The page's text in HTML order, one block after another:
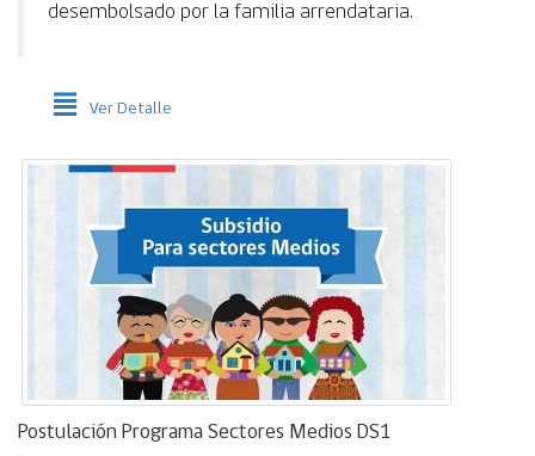
desembolsado por la familia arrendataria.
Ver Detalle
Postulación Programa Sectores Medios DS1